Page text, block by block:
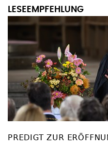
PREDIGT ZUR